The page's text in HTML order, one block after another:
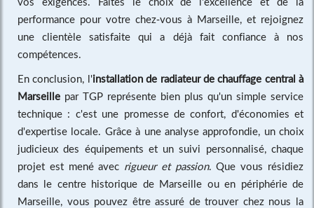
performance pour votre chez-vous à Marseille, et rejoignez
une clientèle satisfaite qui a déjà fait confiance à nos
compétences.
En conclusion, l'installation de radiateur de chauffage central à
Marseille par TGP représente bien plus qu'un simple service
technique : c'est une promesse de confort, d'économies et
d'expertise locale. Grâce à une analyse approfondie, un choix
judicieux des équipements et un suivi personnalisé, chaque
projet est mené avec rigueur et passion. Que vous résidiez
dans le centre historique de Marseille ou en périphérie de
Marseille, vous pouvez être assuré de trouver chez nous la